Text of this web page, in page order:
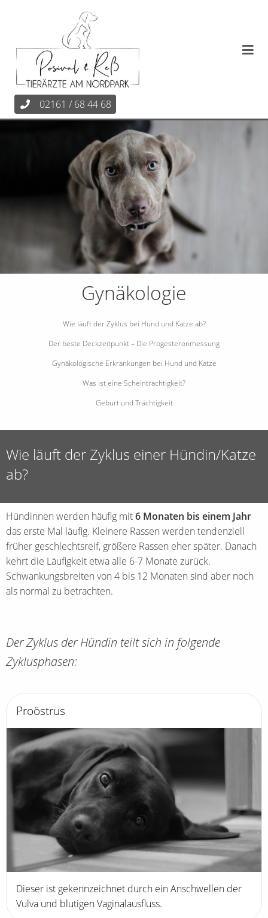
02161 / 68 44 68
Gynäkologie
Wie läuft der Zyklus bei Hund und Katze ab?
Der beste Deckzeitpunkt – Die Progesteronmessung
Gynäkologische Erkrankungen bei Hund und Katze
Was ist eine Scheinträchtigkeit?
Geburt und Trächtigkeit
Wie läuft der Zyklus einer Hündin/Katze
ab?
Hündinnen werden häufig mit6 Monaten bis einem Jahr
das erste Mal läufig. Kleinere Rassen werden tendenziell
früher geschlechtsreif, größere Rassen eher später. Danach
kehrt die Läufigkeit etwa alle 6-7 Monate zurück.
Schwankungsbreiten von 4 bis 12 Monaten sind aber noch
als normal zu betrachten.
Der Zyklus der Hündin teilt sich in folgende
Zyklusphasen:
Proöstrus
Dieser ist gekennzeichnet durch ein Anschwellen der
Vulva und blutigen Vaginalausfluss.